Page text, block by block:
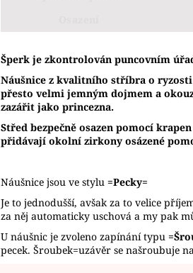
Šperk je zkontrolován puncovním
Náušnice z kvalitního stříbra o ryzosti
přesto velmi jemným dojmem a
zazářit jako princezna.
Střed bezpečně osazen pomocí
přidávají okolní zirkony osázené
Náušnice jsou ve stylu =Pecky=
Je to jednodušší, avšak za to velice
za něj automaticky uschová a my pak
U náušnic je zvoleno zapínání typu
pecek. Šroubek=uzávěr se našroubuje